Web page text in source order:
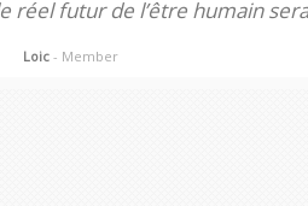
futur de l’être humain
Loic - Member